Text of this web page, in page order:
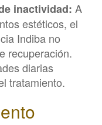
inactividad: A
estéticos, el
Indiba no
recuperación.
diarias
tratamiento.